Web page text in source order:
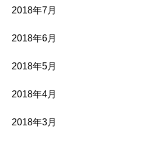
2018年7月
2018年6月
2018年5月
2018年4月
2018年3月